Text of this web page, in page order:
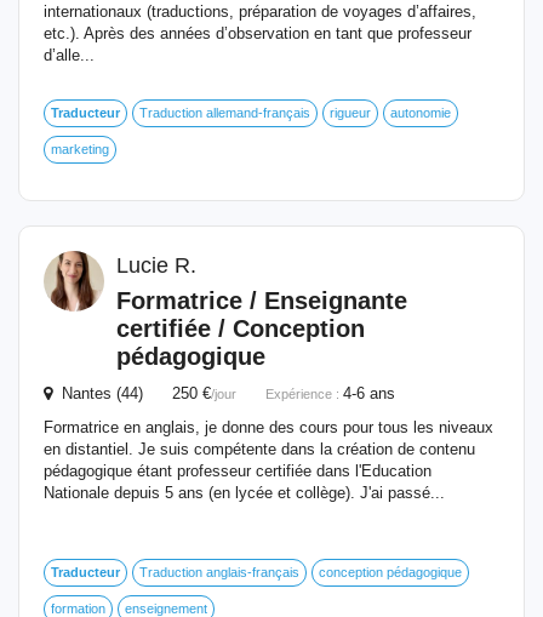
internationaux (traductions, préparation de voyages d’affaires,
etc.). Après des années d’observation en tant que professeur
d’alle...
Traducteur Traduction allemand-français rigueur autonomie
marketing
Lucie R.
Formatrice / Enseignante
certifiée / Conception
pédagogique
Nantes (44) 250 €/jour Expérience : 4-6 ans
Formatrice en anglais, je donne des cours pour tous les niveaux
en distantiel. Je suis compétente dans la création de contenu
pédagogique étant professeur certifiée dans l'Education
Nationale depuis 5 ans (en lycée et collège). J'ai passé...
Traducteur Traduction anglais-français conception pédagogique
formation enseignement